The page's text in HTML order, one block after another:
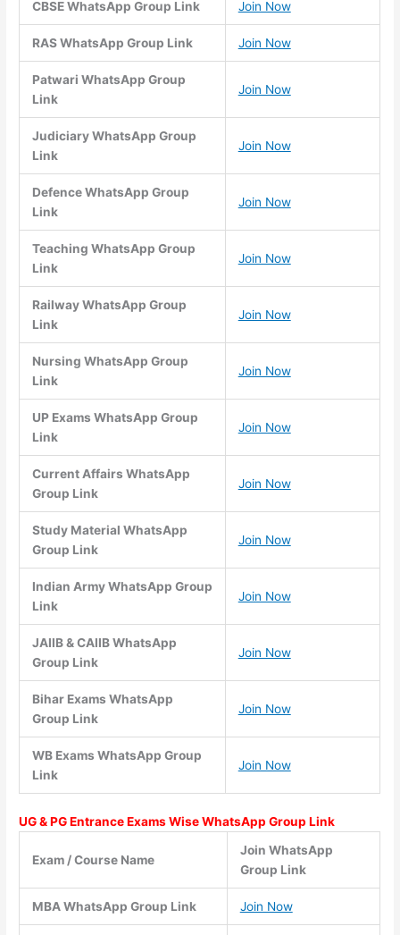
CBSE WhatsApp Group Link Join Now
RAS WhatsApp Group Link Join Now
Patwari WhatsApp Group
Link
Join Now
Judiciary WhatsApp Group
Link
Join Now
Defence WhatsApp Group
Link
Join Now
Teaching WhatsApp Group
Link
Join Now
Railway WhatsApp Group
Link
Join Now
Nursing WhatsApp Group
Link
Join Now
UP Exams WhatsApp Group
Link
Join Now
Current Affairs WhatsApp
Group Link
Join Now
Study Material WhatsApp
Group Link
Join Now
Indian Army WhatsApp Group
Link
Join Now
JAIIB & CAIIB WhatsApp
Group Link
Join Now
Bihar Exams WhatsApp
Group Link
Join Now
WB Exams WhatsApp Group
Link
Join Now
UG & PG Entrance Exams Wise WhatsApp Group Link
Exam / Course Name
Join WhatsApp
Group Link
MBA WhatsApp Group Link Join Now